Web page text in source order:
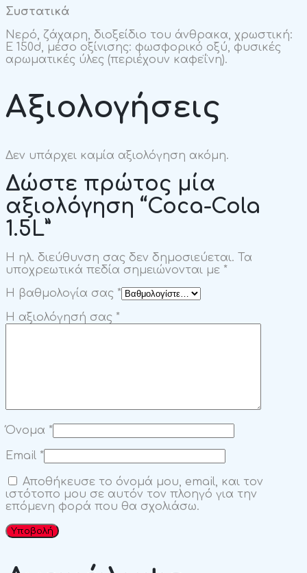
Συστατικά
Νερό, ζάχαρη, διοξείδιο του άνθρακα, χρωστική:
Ε 150d, μέσο οξίνισης: φωσφορικό οξύ, φυσικές
αρωματικές ύλες (περιέχουν καφεΐνη).
Αξιολογήσεις
Δεν υπάρχει καμία αξιολόγηση ακόμη.
Δώστε πρώτος μία
αξιολόγηση “Coca-Cola
1.5L”
Η ηλ. διεύθυνση σας δεν δημοσιεύεται. Τα
υποχρεωτικά πεδία σημειώνονται με *
Η βαθμολογία σας *
Η αξιολόγησή σας *
Όνομα *
Email *
Αποθήκευσε το όνομά μου, email, και τον
ιστότοπο μου σε αυτόν τον πλοηγό για την
επόμενη φορά που θα σχολιάσω.